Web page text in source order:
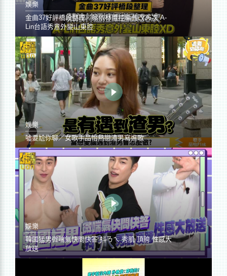
娛樂
金曲37好評橋段整理／蔡依林遭控編曲改36次 A-
Lin台語秀意外變山東腔
娛樂
噓要尬你聊／女歌手品怡熱戀渣男寫進歌
娛樂
韓國猛男微喘氣快問快答 抖ㄋㄟ 秀肌 頂胯 性感大
放送